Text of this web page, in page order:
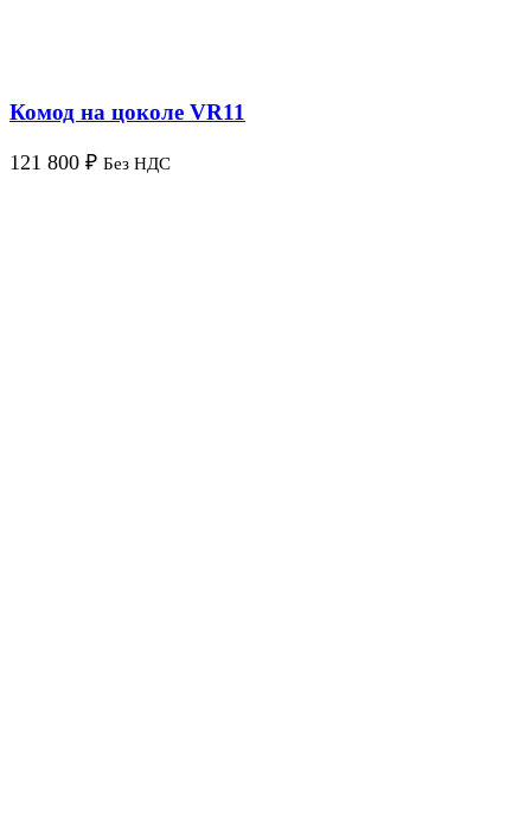
Комод на цоколе VR11
121 800 ₽ Без НДС